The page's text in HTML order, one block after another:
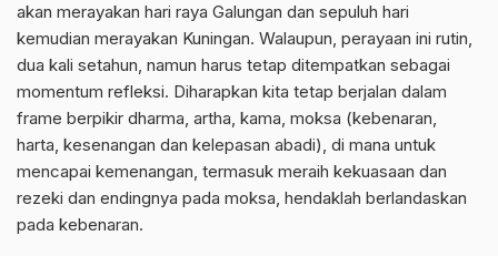
akan merayakan hari raya Galungan dan sepuluh hari
kemudian merayakan Kuningan. Walaupun, perayaan ini rutin,
dua kali setahun, namun harus tetap ditempatkan sebagai
momentum refleksi. Diharapkan kita tetap berjalan dalam
frame berpikir dharma, artha, kama, moksa (kebenaran,
harta, kesenangan dan kelepasan abadi), di mana untuk
mencapai kemenangan, termasuk meraih kekuasaan dan
rezeki dan endingnya pada moksa, hendaklah berlandaskan
pada kebenaran.